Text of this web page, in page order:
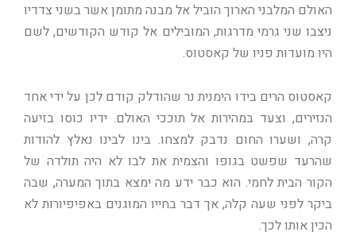
האולם המלבני הארוך הוביל אל מבנה מתומן אשר בשני צדדיו
ניצבו שני גרמי מדרגות, המובילים אל קודש הקודשים, לשם
היו מועדות פניו של קאסטוס.
קאסטוס הרים בידו הימנית נר שהודלק קודם לכן על ידי אחד
הנזירים, וצעד במהירות אל תוככי האולם. ידיו כוסו בזיעה
קרה, ושערו החום נדבק למצחו. בינו לבינו נאלץ להודות
שהרעד שפשט בגופו והצמית את לבו לא היה תולדה של
הקור הבית לחמי. הוא כבר ידע מה ימצא בתוך המערה, שבה
ביקר לפני שעה קלה, אך דבר בחייו המוגנים באפיפיורות לא
הכין אותו לכך.